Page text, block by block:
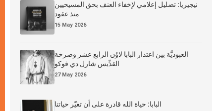
نيجيريا: تضليل إعلامي لإخفاء العنف بحق المسيحيين
منذ عقود
15 May 2026
العبوديَّة بين اعتذار البابا لاوُن الرابع عشر وصرخة
القدِّيس شارل دي فوكو
27 May 2026
البابا: حياة الله قادرة على أن تغيّر حياتنا